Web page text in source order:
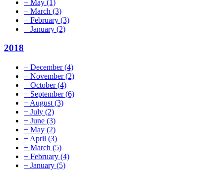
+ May (1)
+ March (3)
+ February (3)
+ January (2)
2018
+ December(4)
+ November(2)
+ October(4)
+ September(6)
+ August (3)
+ July (2)
+ June (3)
+ May (2)
+ April (3)
+ March (5)
+ February (4)
+ January (5)